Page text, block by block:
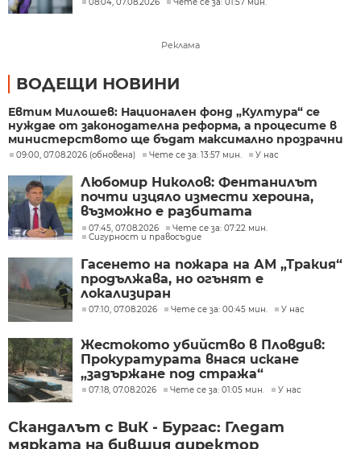
Реклама
ВОДЕЩИ НОВИНИ
Евтим Милошев: Национален фонд „Култура“ се
нуждае от законодателна реформа, а процесите в
министерството ще бъдат максимално прозрачни
09:00, 07.08.2026 (обновена) Чете се за: 13:57 мин. У нас
Любомир Николов: Фентанилът
почти изцяло измести хероина,
възможно е разбитата
лаборатория да е единствената у
нас
07:45, 07.08.2026
Чете се за: 07:22 мин.
Сигурност и правосъдие
Гасенето на пожара на АМ „Тракия“
продължава, но огънят е
локализиран
07:10, 07.08.2026 Чете се за: 00:45 мин. У нас
Жестокото убийство в Пловдив:
Прокуратурата внася искане
„задържане под стража“
07:18, 07.08.2026 Чете се за: 01:05 мин. У нас
Скандалът с ВиК - Бургас: Гледат
мярката на бившия директор